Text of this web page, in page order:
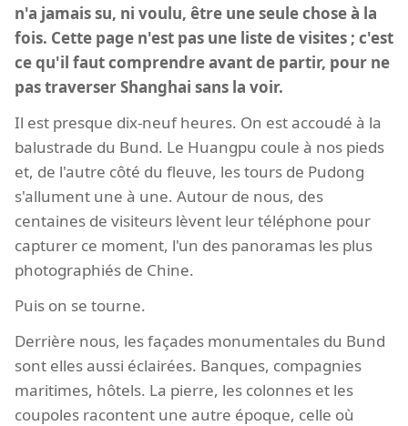
n'a jamais su, ni voulu, être une seule chose à la
fois. Cette page n'est pas une liste de visites ; c'est
ce qu'il faut comprendre avant de partir, pour ne
pas traverser Shanghai sans la voir.
Il est presque dix-neuf heures. On est accoudé à la
balustrade du Bund. Le Huangpu coule à nos pieds
et, de l'autre côté du fleuve, les tours de Pudong
s'allument une à une. Autour de nous, des
centaines de visiteurs lèvent leur téléphone pour
capturer ce moment, l'un des panoramas les plus
photographiés de Chine.
Puis on se tourne.
Derrière nous, les façades monumentales du Bund
sont elles aussi éclairées. Banques, compagnies
maritimes, hôtels. La pierre, les colonnes et les
coupoles racontent une autre époque, celle où